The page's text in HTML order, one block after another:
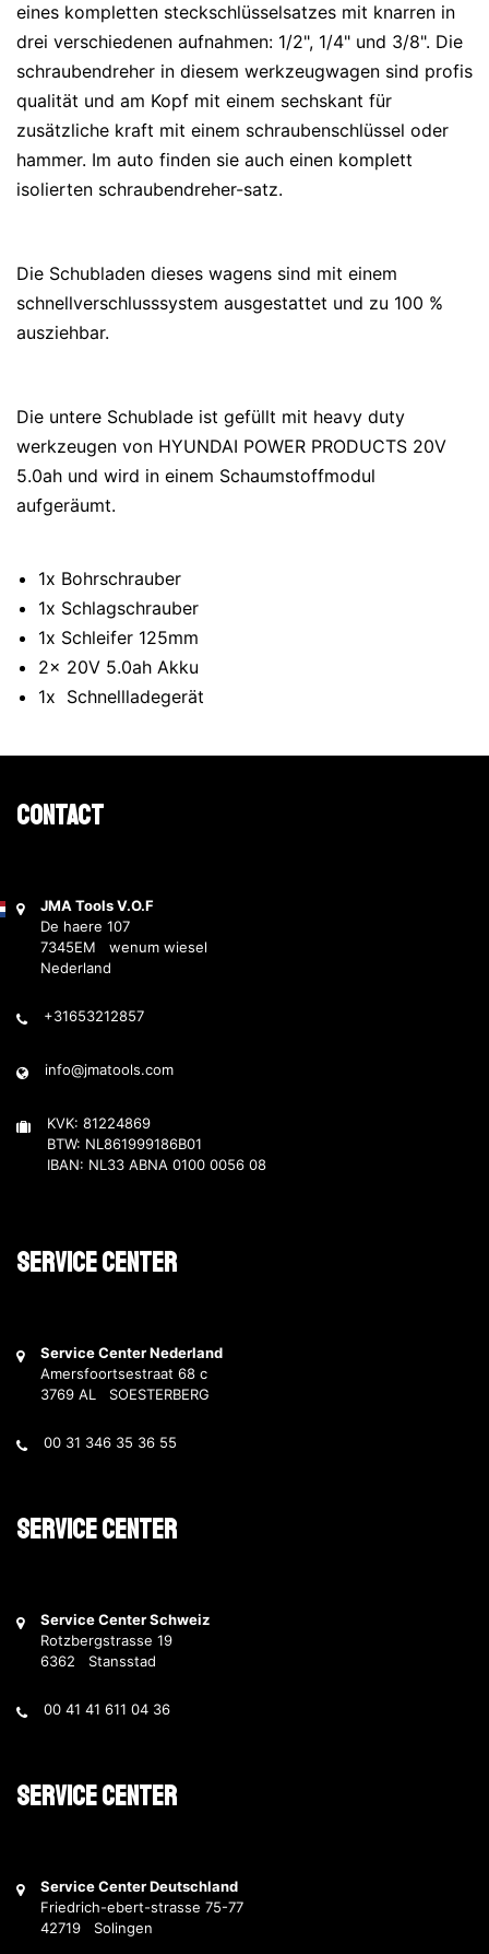
eines kompletten steckschlüsselsatzes mit knarren in
drei verschiedenen aufnahmen: 1/2", 1/4" und 3/8". Die
schraubendreher in diesem werkzeugwagen sind profis
qualität und am Kopf mit einem sechskant für
zusätzliche kraft mit einem schraubenschlüssel oder
hammer. Im auto finden sie auch einen komplett
isolierten schraubendreher-satz.
Die Schubladen dieses wagens sind mit einem
schnellverschlusssystem ausgestattet und zu 100 %
ausziehbar.
Die untere Schublade ist gefüllt mit heavy duty
werkzeugen von HYUNDAI POWER PRODUCTS 20V
5.0ah und wird in einem Schaumstoffmodul
aufgeräumt.
1x Bohrschrauber
1x Schlagschrauber
1x Schleifer 125mm
2x 20V 5.0ah Akku
1x Schnellladegerät
Contact
JMA Tools V.O.F
De haere 107
7345EM wenum wiesel
Nederland
+31653212857
info@jmatools.com
KVK: 81224869
BTW: NL861999186B01
IBAN: NL33 ABNA 0100 0056 08
Service Center
Service Center Nederland
Amersfoortsestraat 68 c
3769 AL SOESTERBERG
00 31 346 35 36 55
Service Center
Service Center Schweiz
Rotzbergstrasse 19
6362 Stansstad
00 41 41 611 04 36
Service Center
Service Center Deutschland
Friedrich-ebert-strasse 75-77
42719 Solingen